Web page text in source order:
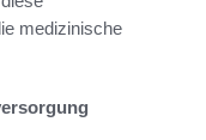
medizinische